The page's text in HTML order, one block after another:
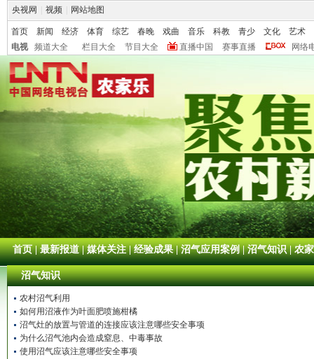
央视网 视频 网站地图
首页 新闻 经济 体育 综艺 春晚 戏曲 音乐 科教 青少 文化
艺术
电视
频道大全 栏目大全 节目大全 直播中国 赛事直播 网络
首页|最新报道|媒体关注|经验成果|沼气应用案例|沼气知识|农
沼气知识
农村沼气利用
如何用沼液作为叶面肥喷施柑橘
沼气灶的放置与管道的连接应该注意哪些安全事项
为什么沼气池内会造成窒息、中毒事故
使用沼气应该注意哪些安全事项